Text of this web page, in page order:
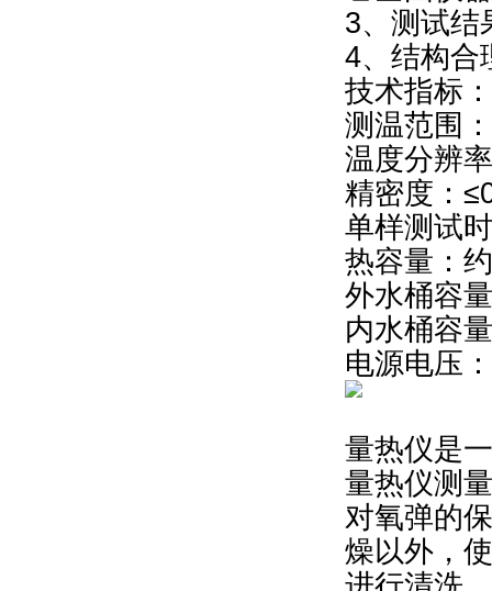
3、测试结
4、结构合
技术指标：
测温范围
温度分辨
精密度：
单样测试
热容量：
外水桶容
内水桶容
电源电压
量热仪是
量热仪测
对氧弹的
燥以外，